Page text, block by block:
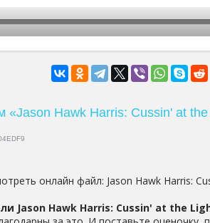
«Jason Hawk Harris: Cussin' at
онлайн файл: Jason Hawk Harris:
Jason Hawk Harris: Cussin' at the